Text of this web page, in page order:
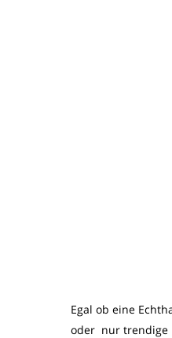
Egal ob eine
oder nur trendige